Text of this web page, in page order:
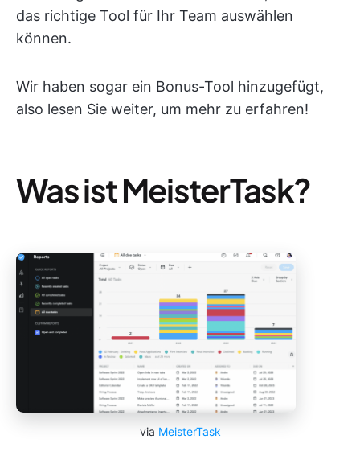
das richtige Tool für Ihr Team auswählen
können.
Wir haben sogar ein Bonus-Tool hinzugefügt,
also lesen Sie weiter, um mehr zu erfahren!
Was ist MeisterTask?
via MeisterTask